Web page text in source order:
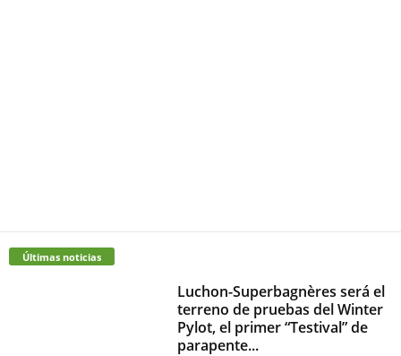
Últimas noticias
Luchon-Superbagnères será el
terreno de pruebas del Winter
Pylot, el primer “Testival” de
parapente...